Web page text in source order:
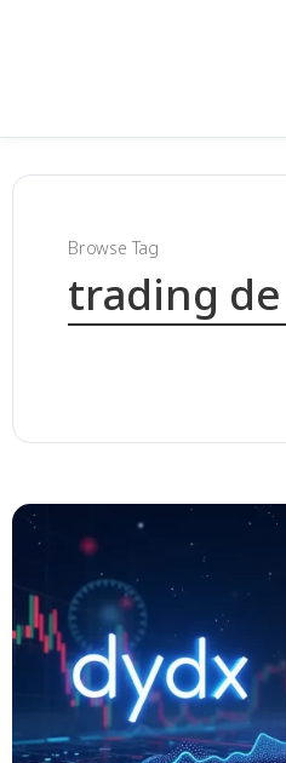
Browse Tag
trading